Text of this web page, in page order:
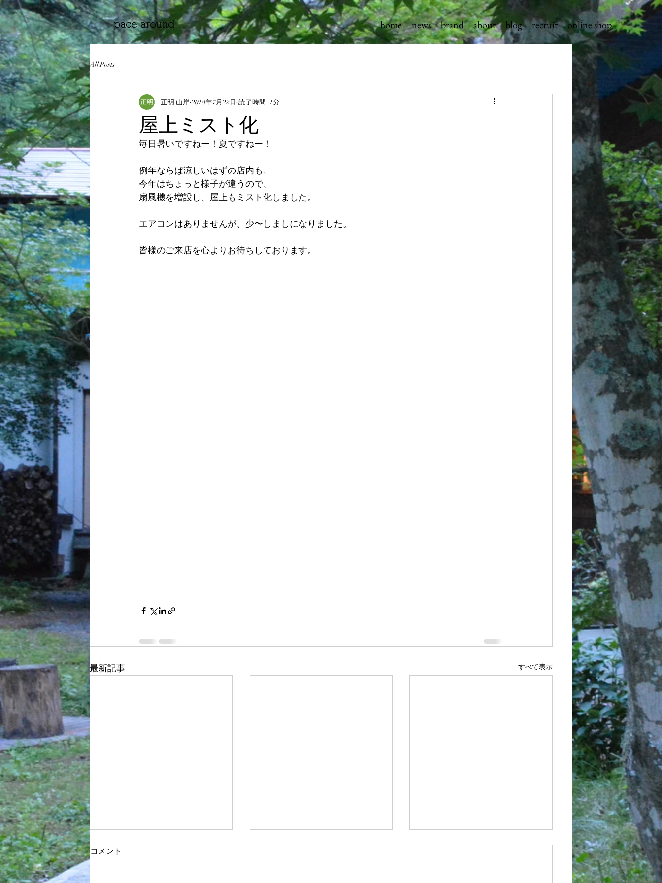
home news brand about blog recruit online shop
All Posts
屋上ミスト化
正明 山岸 2018年7月22日 読了時間: 1分
毎日暑いですねー！夏ですねー！
例年ならば涼しいはずの店内も、
今年はちょっと様子が違うので、
扇風機を増設し、屋上もミスト化しました。
エアコンはありませんが、少〜しましになりました。
皆様のご来店を心よりお待ちしております。
最新記事 すべて表示
コメント